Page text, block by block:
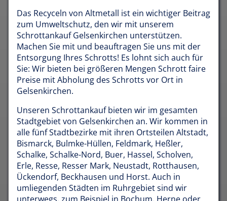
Das Recyceln von Altmetall ist ein wichtiger Beitrag
zum Umweltschutz, den wir mit unserem
Schrottankauf Gelsenkirchen unterstützen.
Machen Sie mit und beauftragen Sie uns mit der
Entsorgung Ihres Schrotts! Es lohnt sich auch für
Sie: Wir bieten bei größeren Mengen Schrott faire
Preise mit Abholung des Schrotts vor Ort in
Gelsenkirchen.
Unseren Schrottankauf bieten wir im gesamten
Stadtgebiet von Gelsenkirchen an. Wir kommen in
alle fünf Stadtbezirke mit ihren Ortsteilen Altstadt,
Bismarck, Bulmke-Hüllen, Feldmark, Heßler,
Schalke, Schalke-Nord, Buer, Hassel, Scholven,
Erle, Resse, Resser Mark, Neustadt, Rotthausen,
Ückendorf, Beckhausen und Horst. Auch in
umliegenden Städten im Ruhrgebiet sind wir
unterwegs, zum Beispiel in Bochum, Herne oder